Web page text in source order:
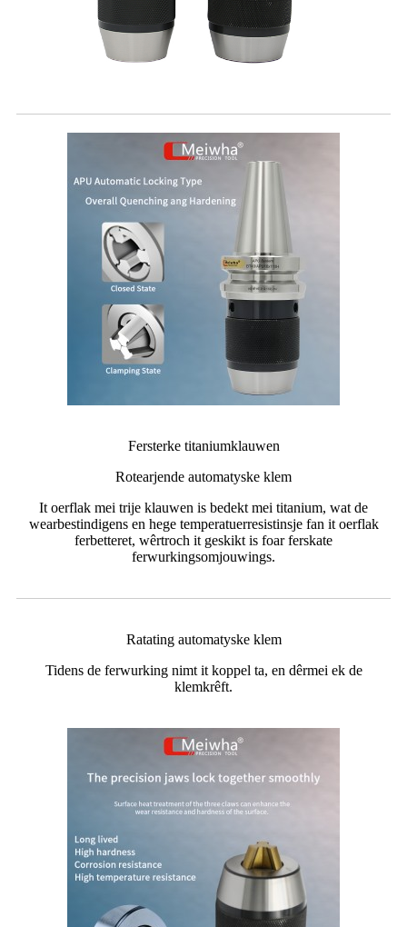
Fersterke titaniumklauwen
Rotearjende automatyske klem
It oerflak mei trije klauwen is bedekt mei titanium, wat de
wearbestindigens en hege temperatuerresistinsje fan it oerflak
ferbetteret, wêrtroch it geskikt is foar ferskate
ferwurkingsomjouwings.
Ratating automatyske klem
Tidens de ferwurking nimt it koppel ta, en dêrmei ek de
klemkrêft.